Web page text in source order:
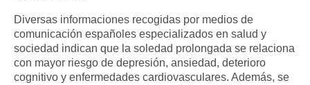
Diversas informaciones recogidas por medios de
comunicación españoles especializados en salud y
sociedad indican que la soledad prolongada se relaciona
con mayor riesgo de depresión, ansiedad, deterioro
cognitivo y enfermedades cardiovasculares. Además, se